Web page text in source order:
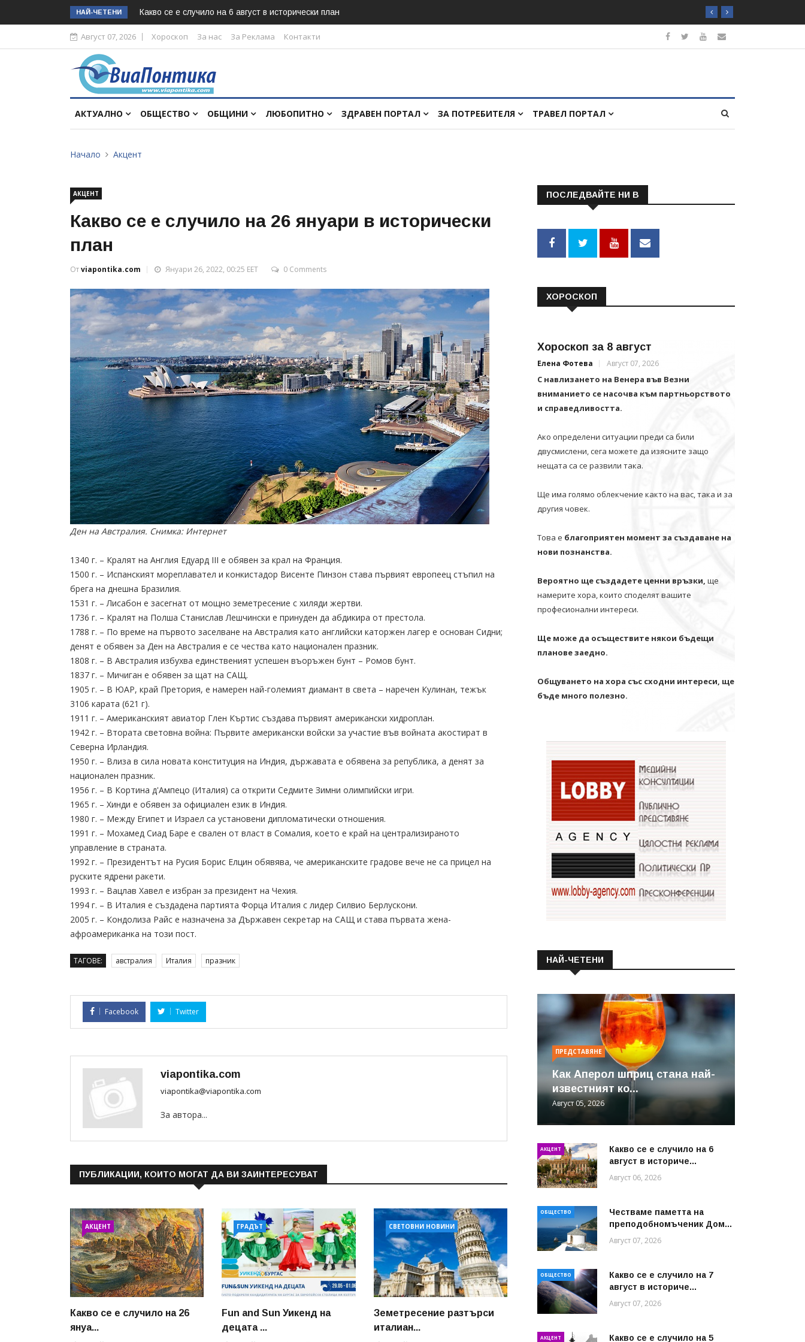
НАЙ-ЧЕТЕНИ Какво се е случило на 6 август в исторически план
Август 07, 2026 Хороскоп За нас За Реклама Контакти
АКТУАЛНО ОБЩЕСТВО ОБЩИНИ ЛЮБОПИТНО ЗДРАВЕН ПОРТАЛ ЗА ПОТРЕБИТЕЛЯ ТРАВЕЛ ПОРТАЛ
Начало Акцент
АКЦЕНТ
Какво се е случило на 26 януари в исторически
план
Отviapontika.com Януари 26, 2022, 00:25 EET 0 Comments
Ден на Австралия. Снимка: Интернет
1340 г. – Кралят на Англия Едуард III е обявен за крал на Франция.
1500 г. – Испанският мореплавател и конкистадор Висенте Пинзон става първият европеец стъпил на
брега на днешна Бразилия.
1531 г. – Лисабон е засегнат от мощно земетресение с хиляди жертви.
1736 г. – Кралят на Полша Станислав Лешчински е принуден да абдикира от престола.
1788 г. – По време на първото заселване на Австралия като английски каторжен лагер е основан Сидни;
денят е обявен за Ден на Австралия е се чества като национален празник.
1808 г. – В Австралия избухва единственият успешен въоръжен бунт – Ромов бунт.
1837 г. – Мичиган е обявен за щат на САЩ.
1905 г. – В ЮАР, край Претория, е намерен най-големият диамант в света – наречен Кулинан, тежък
3106 карата (621 г).
1911 г. – Американският авиатор Глен Къртис създава първият американски хидроплан.
1942 г. – Втората световна война: Първите американски войски за участие във войната акостират в
Северна Ирландия.
1950 г. – Влиза в сила новата конституция на Индия, държавата е обявена за република, а денят за
национален празник.
1956 г. – В Кортина д'Ампецо (Италия) са открити Седмите Зимни олимпийски игри.
1965 г. – Хинди е обявен за официален език в Индия.
1980 г. – Между Египет и Израел са установени дипломатически отношения.
1991 г. – Мохамед Сиад Баре е свален от власт в Сомалия, което е край на централизираното
управление в страната.
1992 г. – Президентът на Русия Борис Елцин обявява, че американските градове вече не са прицел на
руските ядрени ракети.
1993 г. – Вацлав Хавел е избран за президент на Чехия.
1994 г. – В Италия е създадена партията Форца Италия с лидер Силвио Берлускони.
2005 г. – Кондолиза Райс е назначена за Държавен секретар на САЩ и става първата жена-
афроамериканка на този пост.
ТАГОВЕ: австралия Италия празник
Facebook Twitter
viapontika.com
viapontika@viapontika.com
За автора...
ПУБЛИКАЦИИ, КОИТО МОГАТ ДА ВИ ЗАИНТЕРЕСУВАТ
АКЦЕНТ
Какво се е случило на 26
януа...
ГРАДЪТ
Fun and Sun Уикенд на
децата ...
СВЕТОВНИ НОВИНИ
Земетресение разтърси
италиан...
ПОСЛЕДВАЙТЕ НИ В
ХОРОСКОП
Хороскоп за 8 август
Елена Фотева Август 07, 2026
С навлизането на Венера във Везни
вниманието се насочва към партньорството
и справедливостта.
Ако определени ситуации преди са били
двусмислени, сега можете да изясните защо
нещата са се развили така.
Ще има голямо облекчение както на вас, така и за
другия човек.
Това е благоприятен момент за създаване на
нови познанства.
Вероятно ще създадете ценни връзки, ще
намерите хора, които споделят вашите
професионални интереси.
Ще може да осъществите някои бъдещи
планове заедно.
Общуването на хора със сходни интереси, ще
бъде много полезно.
НАЙ-ЧЕТЕНИ
ПРЕДСТАВЯНЕ
Как Аперол шприц стана най-
известният ко...
Август 05, 2026
АКЦЕНТ
Какво се е случило на 6
август в историче...
Август 06, 2026
ОБЩЕСТВО
Честваме паметта на
преподобномъченик Дом...
Август 07, 2026
ОБЩЕСТВО
Какво се е случило на 7
август в историче...
Август 07, 2026
АКЦЕНТ
Какво се е случило на 5